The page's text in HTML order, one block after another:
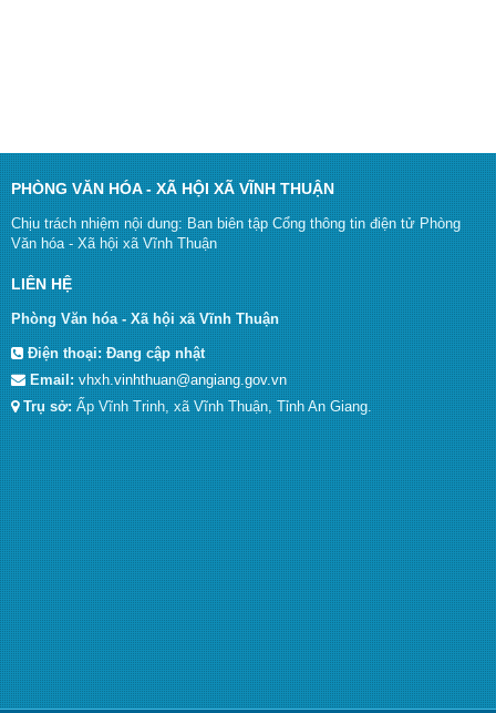
PHÒNG VĂN HÓA - XÃ HỘI XÃ VĨNH THUẬN
Chịu trách nhiệm nội dung: Ban biên tập Cổng thông tin điện tử Phòng
Văn hóa - Xã hội xã Vĩnh Thuận
LIÊN HỆ
Phòng Văn hóa - Xã hội xã Vĩnh Thuận
Điện thoại:Đang cập nhật
Email:vhxh.vinhthuan@angiang.gov.vn
Trụ sở:Ấp Vĩnh Trinh, xã Vĩnh Thuận, Tỉnh An Giang.